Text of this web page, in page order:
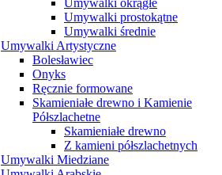
Umywalki okrągłe
Umywalki prostokątne
Umywalki średnie
Umywalki Artystyczne
Bolesławiec
Onyks
Ręcznie formowane
Skamieniałe drewno i Kamienie
Półszlachetne
Skamieniałe drewno
Z kamieni półszlachetnych
Umywalki Miedziane